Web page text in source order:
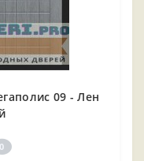
09 - Лен
0